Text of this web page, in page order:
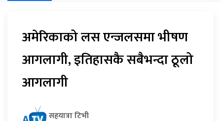
अमेरिकाको लस एन्जलसमा भीषण
आगलागी, इतिहासकै सबैभन्दा ठूलो
आगलागी
सहयात्रा टिभी